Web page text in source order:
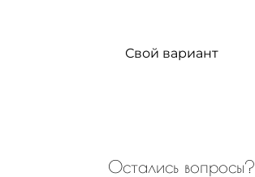
Свой вариант
Остались вопросы?